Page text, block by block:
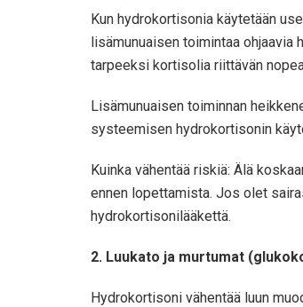
Kun hydrokortisonia käytetään
lisämunuaisen toimintaa
tarpeeksi kortisolia riittävän
Lisämunuaisen toiminnan
systeemisen hydrokortisonin
Kuinka vähentää riskiä: Älä
ennen lopettamista. Jos olet
hydrokortisonilääkettä.
2. Luukato ja murtumat
Hydrokortisoni vähentää luun